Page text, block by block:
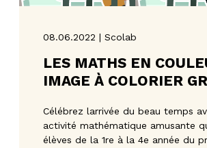
08.06.2022 | Scolab
LES MATHS EN
IMAGE À COLORIER
Célébrez larrivée du beau temps
activité mathématique amusante
élèves de la 1re à la 4e année du